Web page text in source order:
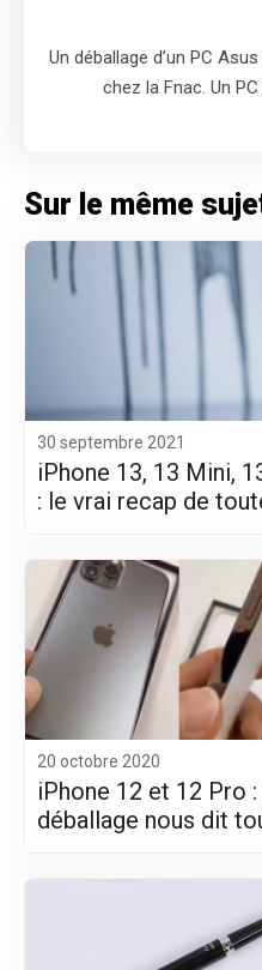
Un déballage d’un PC
chez la Fnac. Un
Sur le même
30 septembre 2021
iPhone 13, 13 Mini,
: le vrai recap de
20 octobre 2020
iPhone 12 et 12 Pro
déballage nous dit